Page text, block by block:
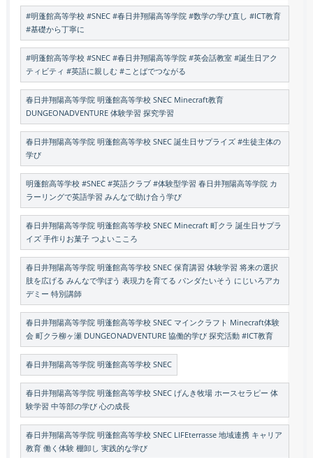
#明蓬館高等学校 #SNEC #春日井翔陽高等学院 #数学の学び直し #ICT教育
#基礎から丁寧に
#明蓬館高等学校 #SNEC #春日井翔陽高等学院 #英会話教室 #誕生日アク
ティビティ #英語に親しむ #ことばでつながる
春日井翔陽高等学院 明蓬館高等学校 SNEC Minecraft教育
DUNGEONADVENTURE 体験学習 探究学習
春日井翔陽高等学院 明蓬館高等学校 SNEC 誕生日サプライズ #生徒主体の
学び
明蓬館高等学校 #SNEC #英語クラブ #体験型学習 春日井翔陽高等学院 カ
ラーリングで英語学習 みんなで助け合う学び
春日井翔陽高等学院 明蓬館高等学校 SNEC Minecraft 町クラ 誕生日サプラ
イズ 手作りお菓子 つよいこころ
春日井翔陽高等学院 明蓬館高等学校 SNEC 保育講習 体験学習 将来の選択
肢を広げる みんなで学ぼう 表現力を育てる パンダたいそう にじいろアカ
デミー 特別講師
春日井翔陽高等学院 明蓬館高等学校 SNEC マインクラフト Minecraft体験
会 町クラ柳ヶ瀬 DUNGEONADVENTURE 協働的学び 探究活動 #ICT教育
春日井翔陽高等学院 明蓬館高等学校 SNEC
春日井翔陽高等学院 明蓬館高等学校 SNEC げんき牧場 ホースセラピー 体
験学習 中等部の学び 心の成長
春日井翔陽高等学院 明蓬館高等学校 SNEC LIFEterrasse 地域連携 キャリア
教育 働く体験 棚卸し 実践的な学び